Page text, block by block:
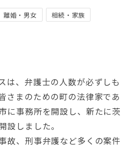
離婚・男女
相続・家族
は、弁護士の人数が必ずしも
さまのための町の法律家であ
に事務所を開設し、新たに茨
設しました。
故、刑事弁護など多くの案件